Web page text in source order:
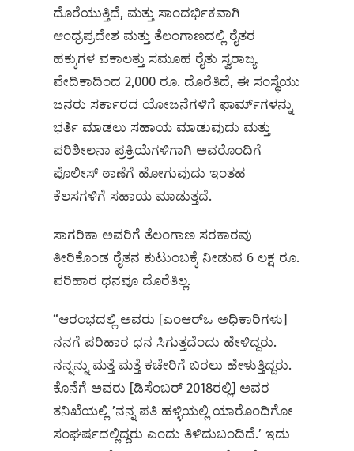
ದೊರೆಯುತ್ತಿದೆ, ಮತ್ತು ಸಾಂದರ್ಭಿಕವಾಗಿ
ಆಂಧ್ರಪ್ರದೇಶ ಮತ್ತು ತೆಲಂಗಾಣದಲ್ಲಿ ರೈತರ
ಹಕ್ಕುಗಳ ವಕಾಲತ್ತು ಸಮೂಹ ರೈತು ಸ್ವರಾಜ್ಯ
ವೇದಿಕಾದಿಂದ 2,000 ರೂ. ದೊರೆತಿದೆ, ಈ ಸಂಸ್ಥೆಯು
ಜನರು ಸರ್ಕಾರದ ಯೋಜನೆಗಳಿಗೆ ಫಾರ್ಮ್‌ಗಳನ್ನು
ಭರ್ತಿ ಮಾಡಲು ಸಹಾಯ ಮಾಡುವುದು ಮತ್ತು
ಪರಿಶೀಲನಾ ಪ್ರಕ್ರಿಯೆಗಳಿಗಾಗಿ ಅವರೊಂದಿಗೆ
ಪೊಲೀಸ್ ಠಾಣೆಗೆ ಹೋಗುವುದು ಇಂತಹ
ಕೆಲಸಗಳಿಗೆ ಸಹಾಯ ಮಾಡುತ್ತದೆ.
ಸಾಗರಿಕಾ ಅವರಿಗೆ ತೆಲಂಗಾಣ ಸರಕಾರವು
ತೀರಿಕೊಂಡ ರೈತನ ಕುಟುಂಬಕ್ಕೆ ನೀಡುವ 6 ಲಕ್ಷ ರೂ.
ಪರಿಹಾರ ಧನವೂ ದೊರೆತಿಲ್ಲ.
“ಆರಂಭದಲ್ಲಿ ಅವರು [ಎಂಆರ್‌ಒ ಅಧಿಕಾರಿಗಳು]
ನನಗೆ ಪರಿಹಾರ ಧನ ಸಿಗುತ್ತದೆಂದು ಹೇಳಿದ್ದರು.
ನನ್ನನ್ನು ಮತ್ತೆ ಮತ್ತೆ ಕಚೇರಿಗೆ ಬರಲು ಹೇಳುತ್ತಿದ್ದರು.
ಕೊನೆಗೆ ಅವರು [ಡಿಸೆಂಬರ್ 2018ರಲ್ಲಿ] ಅವರ
ತನಿಖೆಯಲ್ಲಿ ʼನನ್ನ ಪತಿ ಹಳ್ಳಿಯಲ್ಲಿ ಯಾರೊಂದಿಗೋ
ಸಂಘರ್ಷದಲ್ಲಿದ್ದರು ಎಂದು ತಿಳಿದುಬಂದಿದೆ.ʼ ಇದು